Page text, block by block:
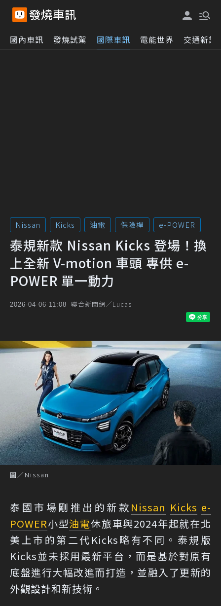
國內車訊 發燒試駕 國際車訊 電能世界 交通新訊
Nissan Kicks 油電 保險桿 e-POWER
泰規新款 Nissan Kicks 登場！換
上全新 V-motion 車頭 專供 e-
POWER 單一動力
2026-04-06 11:08 聯合新聞網／Lucas
圖／Nissan
泰國市場剛推出的新款 Nissan Kicks e-
POWER小型油電休旅車與2024年起就在北
美上市的第二代Kicks略有不同。泰規版
Kicks並未採用最新平台，而是基於對原有
底盤進行大幅改進而打造，並融入了更新的
外觀設計和新技術。